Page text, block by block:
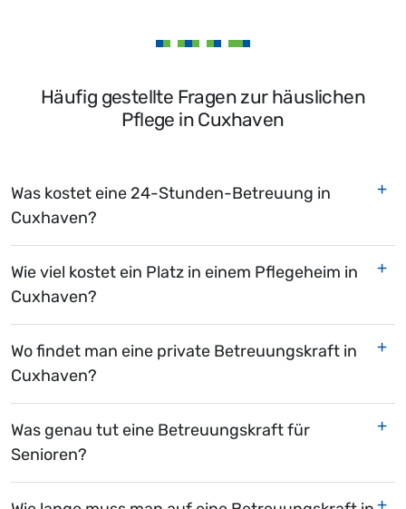
Häufig gestellte Fragen zur häuslichen
Pflege in Cuxhaven
Was kostet eine 24-Stunden-Betreuung in
Cuxhaven?
Wie viel kostet ein Platz in einem Pflegeheim in
Cuxhaven?
Wo findet man eine private Betreuungskraft in
Cuxhaven?
Was genau tut eine Betreuungskraft für
Senioren?